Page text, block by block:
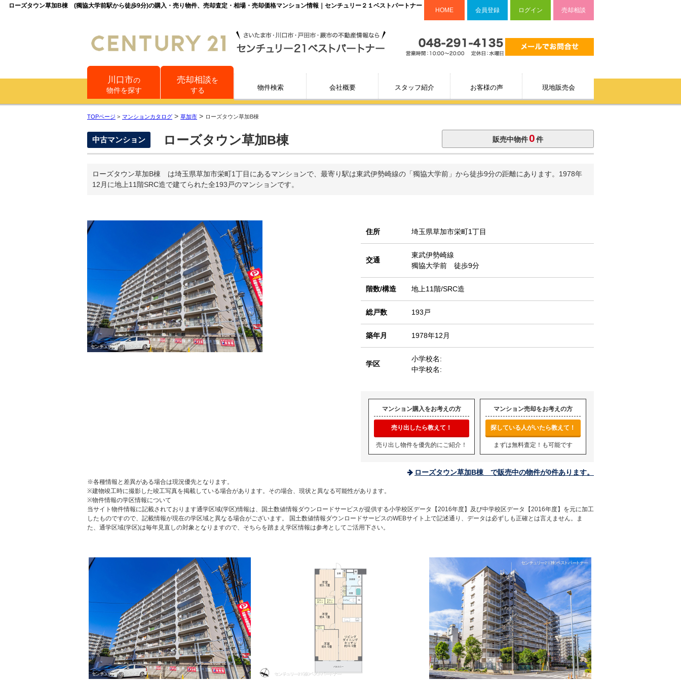
ローズタウン草加B棟 (獨協大学前駅から徒歩9分)の購入・売り物件、売却査定・相場・売却価格マンション情報｜センチュリー２１ベストパートナー
HOME 会員登録 ログイン 売却相談
川口市の
物件を探す
売却相談を
する
物件検索 会社概要 スタッフ紹介 お客様の声 現地販売会
TOPページ > マンションカタログ > 草加市 > ローズタウン草加B棟
中古マンション ローズタウン草加B棟 販売中物件0件
ローズタウン草加B棟 は埼玉県草加市栄町1丁目にあるマンションで、最寄り駅は東武伊勢崎線の「獨協大学前」から徒歩9分の距離にあります。1978年
12月に地上11階SRC造で建てられた全193戸のマンションです。
住所 埼玉県草加市栄町1丁目
交通
東武伊勢崎線
獨協大学前 徒歩9分
階数/構造 地上11階/SRC造
総戸数 193戸
築年月 1978年12月
学区
小学校名:
中学校名:
マンション購入をお考えの方
売り出したら教えて！
売り出し物件を優先的にご紹介！
マンション売却をお考えの方
探している人がいたら教えて！
まずは無料査定！も可能です
ローズタウン草加B棟 で販売中の物件が0件あります。
※各種情報と差異がある場合は現況優先となります。
※建物竣工時に撮影した竣工写真を掲載している場合があります。その場合、現状と異なる可能性があります。
※物件情報の学区情報について
当サイト物件情報に記載されております通学区域(学区)情報は、国土数値情報ダウンロードサービスが提供する小学校区データ【2016年度】及び中学校区データ【2016年度】を元に加工
したものですので、記載情報が現在の学区域と異なる場合がございます。 国土数値情報ダウンロードサービスのWEBサイト上で記述通り、データは必ずしも正確とは言えません。ま
た、通学区域(学区)は毎年見直しの対象となりますので、そちらを踏まえ学区情報は参考としてご活用下さい。